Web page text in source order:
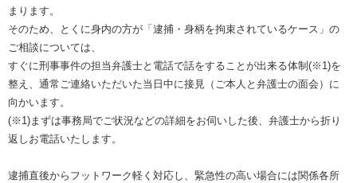
まります。
そのため、とくに身内の方が「逮捕・身柄を拘束されているケース」の
ご相談については、
すぐに刑事事件の担当弁護士と電話で話をすることが出来る体制(※1)を
整え、通常ご連絡いただいた当日中に接見（ご本人と弁護士の面会）に
向かいます。
(※1)まずは事務局でご状況などの詳細をお伺いした後、弁護士から折り
返しお電話いたします。
逮捕直後からフットワーク軽く対応し、緊急性の高い場合には関係各所